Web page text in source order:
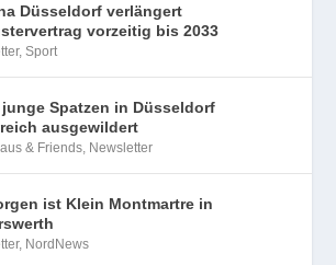
Düsseldorf verlängert
vorzeitig bis 2033
,Sport
Spatzen in Düsseldorf
ausgewildert
& Friends, Newsletter
ist Klein Montmartre in
, NordNews